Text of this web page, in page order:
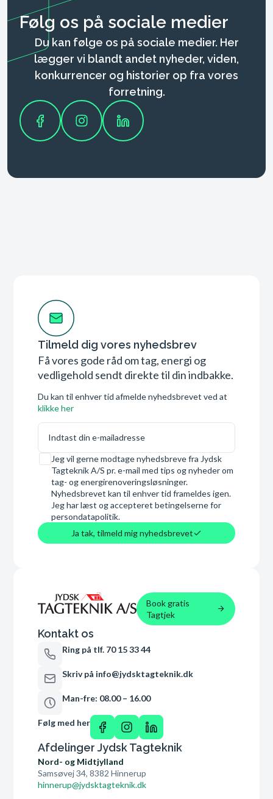
Følg os på sociale medier
Du kan følge os på sociale medier. Her
lægger vi blandt andet nyheder, viden,
konkurrencer og historier op fra vores
forretning.
Tilmeld dig vores nyhedsbrev
Få vores gode råd om tag, energi og
vedligehold sendt direkte til din indbakke.
Du kan til enhver tid afmelde nyhedsbrevet ved at
klikke her
E-mail
Samtykke
Jeg vil gerne modtage nyhedsbreve fra Jydsk
Tagteknik A/S pr. e-mail med tips og nyheder om
tag- og energirenoveringsløsninger.
Nyhedsbrevet kan til enhver tid frameldes igen.
Jeg har læst og accepteret betingelserne for
persondatapolitik.
Ja tak, tilmeld mig nyhedsbrevet
Book gratis
Tagtjek
Kontakt os
Ring på tlf. 70 15 33 44
Skriv på info@jydsktagteknik.dk
Man-fre: 08.00 – 16.00
Følg med her
Afdelinger Jydsk Tagteknik
Nord- og Midtjylland
Samsøvej 34, 8382 Hinnerup
hinnerup@jydsktagteknik.dk